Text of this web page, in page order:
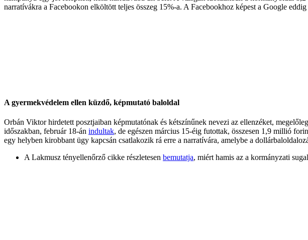
narratívákra a Facebookon elköltött teljes összeg 15%-a. A Facebookhoz képest a Google
A gyermekvédelem ellen küzdő, képmutató baloldal
Orbán Viktor hirdetett posztjaiban képmutatónak és kétszínűnek nevezi az ellenzéket,
időszakban, február 18-án indultak, de egészen március 15-éig futottak, összesen 1,9 millió
egy helyben kirobbant ügy kapcsán csatlakozik rá erre a narratívára, amelybe a
A Lakmusz tényellenőrző cikke részletesen bemutatja, miért hamis az a kormányzati